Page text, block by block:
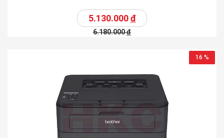
5.130.000đ
6.180.000đ
16 %